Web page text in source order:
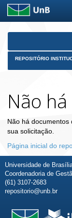
Skip
REPOSITÓRIO
Não
Não há
sua solicitação.
Página inicial do
Universidade de
Coordenadoria de
(61) 3107-2683
repositorio@unb.br